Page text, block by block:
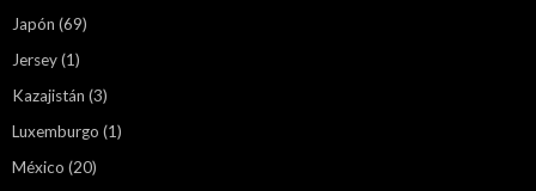
Japón (69)
Jersey(1)
Kazajistán (3)
Luxemburgo (1)
México (20)